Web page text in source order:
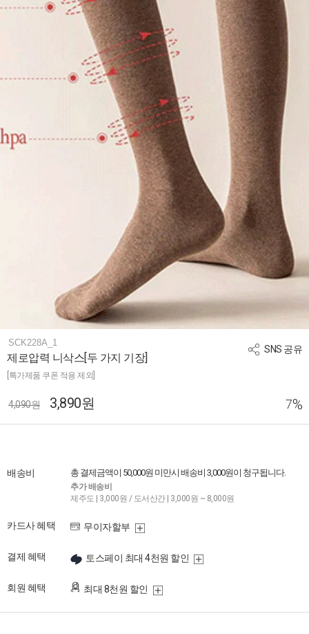
SNS 공유
SCK228A_1
제로압력 니삭스[두 가지 기장]
[특가제품 쿠폰 적용 제외]
4,090원 3,890원 7%
배송비 총 결제금액이 50,000원 미만시 배송비 3,000원이 청구됩니다.
추가 배송비
제주도 | 3,000원 / 도서산간 | 3,000원 ~ 8,000원
카드사 혜택 무이자할부
결제 혜택 토스페이 최대 4천원 할인
회원 혜택 최대 8천원 할인